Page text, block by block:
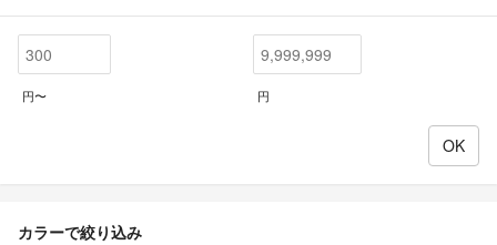
円〜 円
カラーで絞り込み